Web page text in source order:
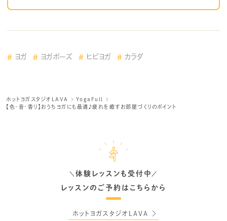
ヨガ ヨガポーズ ヒビヨガ カラダ
ホットヨガスタジオLAVA
YogaFull
【色・音・香り】おうちヨガにも最適♪疲れを癒すお部屋づくりのポイント
＼ 体験レッスンも受付中 ／
レッスンのご予約はこちらから
ホットヨガスタジオLAVA